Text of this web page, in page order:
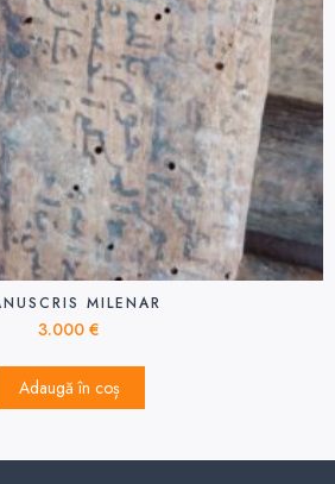
MILENAR
3.000 €
Adaugă în coș